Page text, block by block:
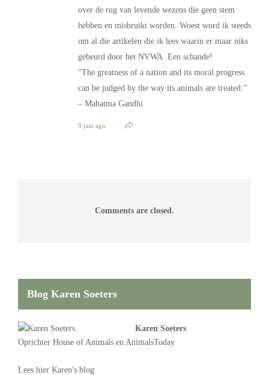
over de rug van levende wezens die geen stem
hebben en misbruikt worden. Woest word ik steeds
om al die artikelen die ik lees waarin er maar niks
gebeurd door het NVWA. Een schande!
“The greatness of a nation and its moral progress
can be judged by the way its animals are treated.”
– Mahatma Gandhi
9 jaar ago
Comments are closed.
Blog Karen Soeters
Karen Soeters
Oprichter House of Animals en AnimalsToday
Lees hier Karen's blog